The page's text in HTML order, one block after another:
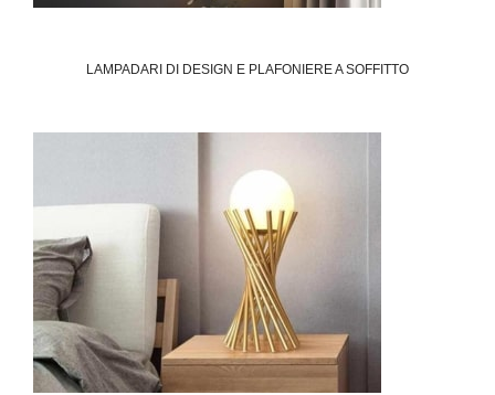
LAMPADARI DI DESIGN E PLAFONIERE A SOFFITTO